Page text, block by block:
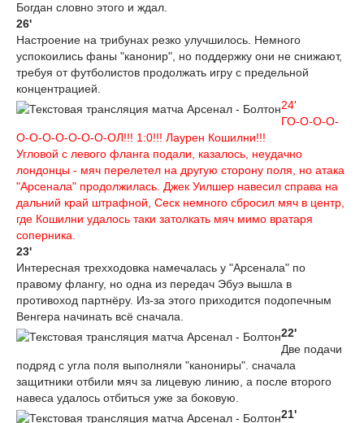
Богдан словно этого и ждал.
26'
Настроение на трибунах резко улучшилось. Немного
успокоились фаны "канонир", но поддержку они не снижают,
требуя от футболистов продолжать игру с предельной
концентрацией.
24'
ГО-О-О-О-
O-O-O-O-O-O-O-ОЛ!!! 1:0!!! Лаурен Кошилни!!!
Угловой с левого фланга подали, казалось, неудачно
лондонцы - мяч перелетел на другую сторону поля, но атака
"Арсенала" продолжилась. Джек Уилшер навесил справа на
дальний край штрафной, Сеск немного сбросил мяч в центр,
где Кошилни удалось таки затолкать мяч мимо вратаря
соперника.
23'
Интересная трехходовка намечалась у "Арсенала" по
правому флангу, но одна из передач Эбуэ вышла в
противоход партнёру. Из-за этого приходится подопечным
Венгера начинать всё сначала.
22'
Две подачи
подряд с угла поля выполняли "канониры". сначала
защитники отбили мяч за лицевую линию, а после второго
навеса удалось отбиться уже за боковую.
21'